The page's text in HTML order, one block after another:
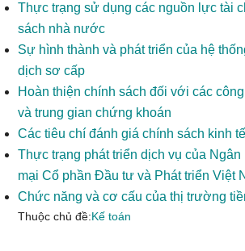
Thực trạng sử dụng các nguồn lực tài
sách nhà nước
Sự hình thành và phát triển của hệ
dịch sơ cấp
Hoàn thiện chính sách đối với các
và trung gian chứng khoán
Các tiêu chí đánh giá chính sách kinh
Thực trạng phát triển dịch vụ của
mại Cổ phần Đầu tư và Phát triển Việt
Chức năng và cơ cấu của thị trường
Thuộc chủ đề:Kế toán